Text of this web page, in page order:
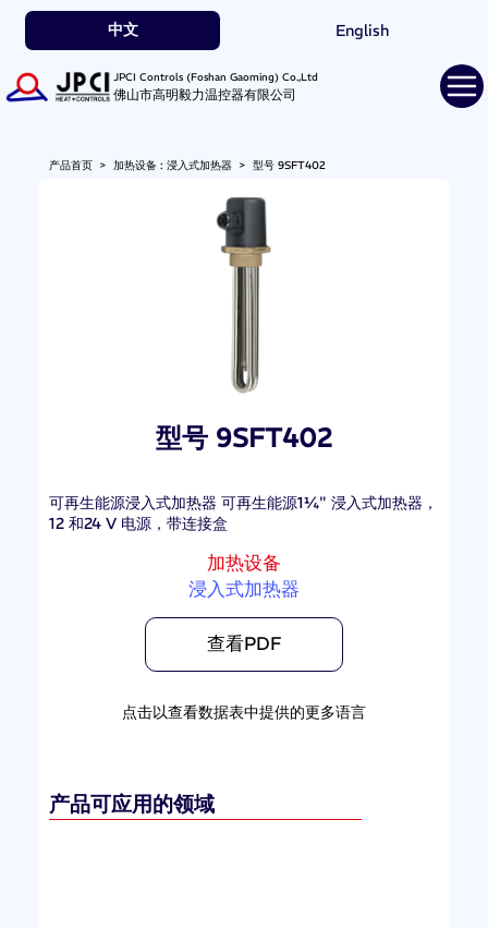
中文 English
JPCI Controls (Foshan Gaoming) Co.,Ltd
佛山市高明毅力温控器有限公司
产品首页> 加热设备 : 浸入式加热器> 型号 9SFT402
型号 9SFT402
可再生能源浸入式加热器 可再生能源1¼" 浸入式加热器，
12 和24 V 电源，带连接盒
加热设备
浸入式加热器
查看PDF
点击以查看数据表中提供的更多语言
产品可应用的领域